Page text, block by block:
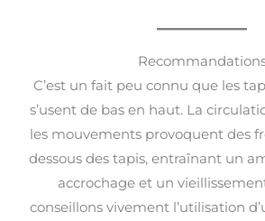
C’est un fait peu connu que les
s’usent de bas en haut. La
les mouvements provoquent des
dessous des tapis, entraînant un
accrochage et un
conseillons vivement l’utilisation